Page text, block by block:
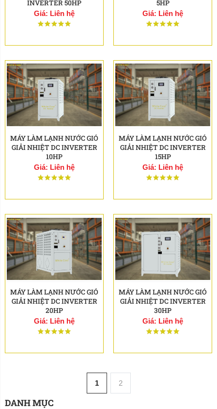
INVERTER 50HP
Giá: Liên hệ
5HP
Giá: Liên hệ
MÁY LÀM LẠNH NƯỚC GIÓ
GIẢI NHIỆT DC INVERTER
10HP
Giá: Liên hệ
MÁY LÀM LẠNH NƯỚC GIÓ
GIẢI NHIỆT DC INVERTER
15HP
Giá: Liên hệ
MÁY LÀM LẠNH NƯỚC GIÓ
GIẢI NHIỆT DC INVERTER
20HP
Giá: Liên hệ
MÁY LÀM LẠNH NƯỚC GIÓ
GIẢI NHIỆT DC INVERTER
30HP
Giá: Liên hệ
1 2
DANH MỤC